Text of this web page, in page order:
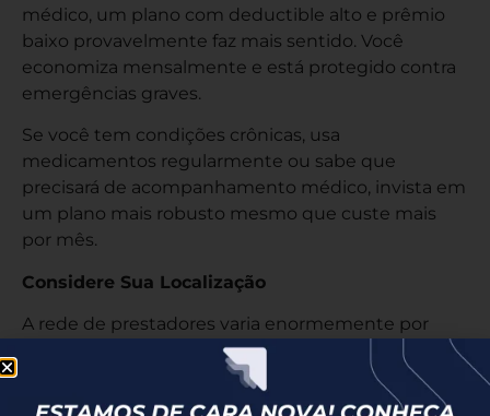
médico, um plano com deductible alto e prêmio
baixo provavelmente faz mais sentido. Você
economiza mensalmente e está protegido contra
emergências graves.
Se você tem condições crônicas, usa
medicamentos regularmente ou sabe que
precisará de acompanhamento médico, invista em
um plano mais robusto mesmo que custe mais
por mês.
Considere Sua Localização
A rede de prestadores varia enormemente por
região. Um plano excelente em Nova York pode
ser limitadíssimo em Montana. Verifique se o
seguro que você está considerando tem médicos,